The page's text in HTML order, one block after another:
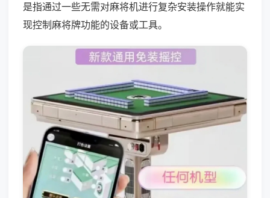
是指通过一些无需对麻将机进行复杂安装操作就能实
现控制麻将牌功能的设备或工具。